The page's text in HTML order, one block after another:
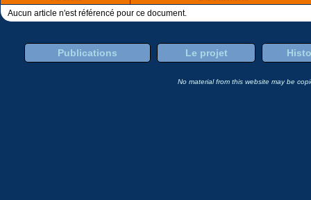
Aucun article n'est référencé pour ce document.
Publications Le projet
No material from this website may be